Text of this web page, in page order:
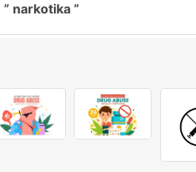
narkotika